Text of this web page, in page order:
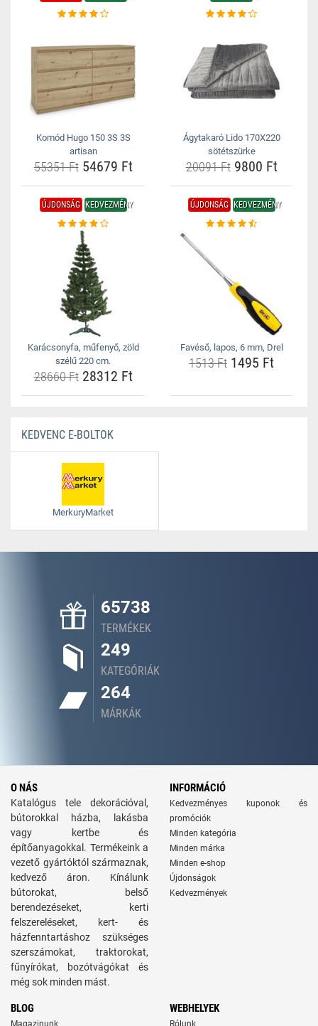
Komód Hugo 150 3S 3S
artisan
55351 Ft54679 Ft
Ágytakaró Lido 170X220
sötétszürke
20091 Ft9800 Ft
ÚJDONSÁG KEDVEZMÉNY
Karácsonyfa, műfenyő, zöld
szélű 220 cm.
28660 Ft28312 Ft
ÚJDONSÁG KEDVEZMÉNY
Favéső, lapos, 6 mm, Drel
1513 Ft 1495 Ft
KEDVENC E-BOLTOK
MerkuryMarket
65738
TERMÉKEK
249
KATEGÓRIÁK
264
MÁRKÁK
O NÁS
Katalógus tele dekorációval,
bútorokkal házba, lakásba
vagy kertbe és
építőanyagokkal. Termékeink a
vezető gyártóktól származnak,
kedvező áron. Kínálunk
bútorokat, belső
berendezéseket, kerti
felszereléseket, kert- és
házfenntartáshoz szükséges
szerszámokat, traktorokat,
fűnyírókat, bozótvágókat és
még sok minden mást.
INFORMÁCIÓ
Kedvezményes kuponok és
promóciók
Minden kategória
Minden márka
Minden e-shop
Újdonságok
Kedvezmények
BLOG
Magazinunk
WEBHELYEK
Rólunk